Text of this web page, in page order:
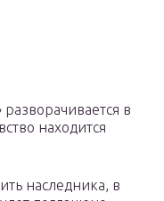
в
находится
наследника, в